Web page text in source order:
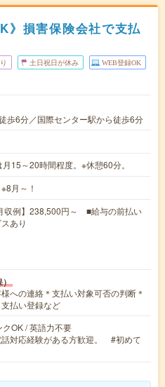
》損害保険会社で支払
土日祝日が休み WEB登録OK
歩6分／国際センター駅から徒歩6分
15～20時間程度。※休憩60分。
月～！
例】238,500円～ ■給与の前払い
あり
）
への連絡＊支払い対象可否の判断＊
払い登録など
OK / 英語力不要
対応経験がある方歓迎。 #初めて